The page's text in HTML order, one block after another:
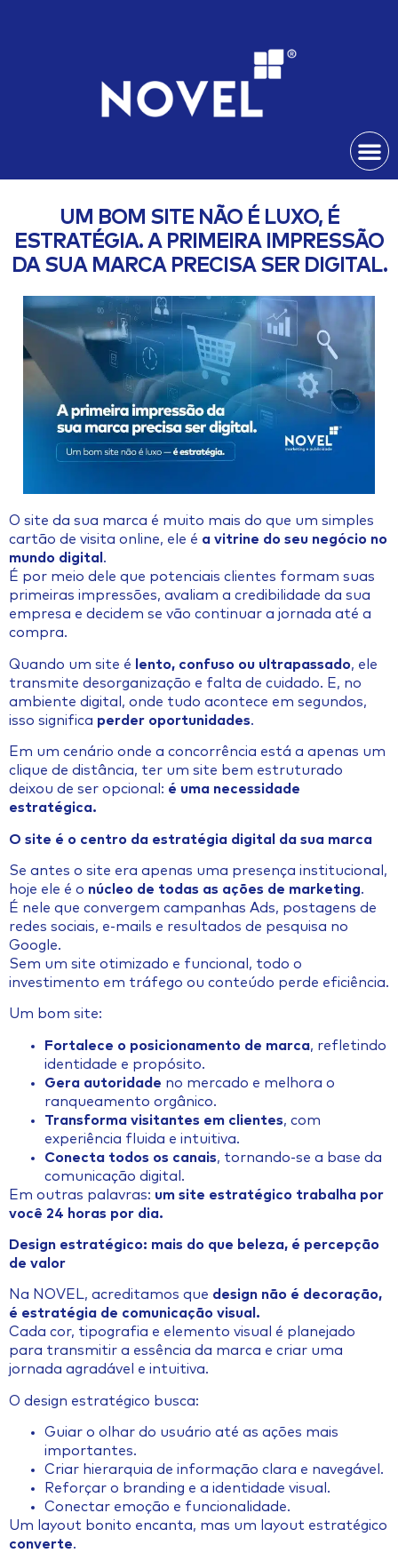
UM BOM SITE NÃO É LUXO, É
ESTRATÉGIA. A PRIMEIRA IMPRESSÃO
DA SUA MARCA PRECISA SER DIGITAL.
O site da sua marca é muito mais do que um simples
cartão de visita online, ele é a vitrine do seu negócio no
mundo digital .
É por meio dele que potenciais clientes formam suas
primeiras impressões, avaliam a credibilidade da sua
empresa e decidem se vão continuar a jornada até a
compra.
Quando um site é lento, confuso ou ultrapassado, ele
transmite desorganização e falta de cuidado. E, no
ambiente digital, onde tudo acontece em segundos,
isso significa perder oportunidades.
Em um cenário onde a concorrência está a apenas um
clique de distância, ter um site bem estruturado
deixou de ser opcional: é uma necessidade
estratégica.
O site é o centro da estratégia digital da sua marca
Se antes o site era apenas uma presença institucional,
hoje ele é o núcleo de todas as ações de marketing.
É nele que convergem campanhas Ads, postagens de
redes sociais, e-mails e resultados de pesquisa no
Google.
Sem um site otimizado e funcional, todo o
investimento em tráfego ou conteúdo perde eficiência.
Um bom site:
Fortalece o posicionamento de marca, refletindo
identidade e propósito.
Gera autoridade no mercado e melhora o
ranqueamento orgânico.
Transforma visitantes em clientes, com
experiência fluida e intuitiva.
Conecta todos os canais, tornando-se a base da
comunicação digital.
Em outras palavras: um site estratégico trabalha por
você 24 horas por dia.
Design estratégico: mais do que beleza, é percepção
de valor
Na NOVEL, acreditamos que design não é decoração,
é estratégia de comunicação visual.
Cada cor, tipografia e elemento visual é planejado
para transmitir a essência da marca e criar uma
jornada agradável e intuitiva.
O design estratégico busca:
Guiar o olhar do usuário até as ações mais
importantes.
Criar hierarquia de informação clara e navegável.
Reforçar o branding e a identidade visual.
Conectar emoção e funcionalidade.
Um layout bonito encanta, mas um layout estratégico
converte.